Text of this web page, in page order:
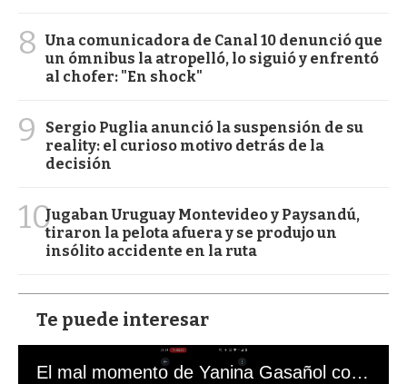
8 Una comunicadora de Canal 10 denunció que
un ómnibus la atropelló, lo siguió y enfrentó
al chofer: "En shock"
9
Sergio Puglia anunció la suspensión de su
reality: el curioso motivo detrás de la
decisión
10Jugaban Uruguay Montevideo y Paysandú,
tiraron la pelota afuera y se produjo un
insólito accidente en la ruta
Te puede interesar
El mal momento de Yanina Gasañol con un hincha argentino en "Subrayado"